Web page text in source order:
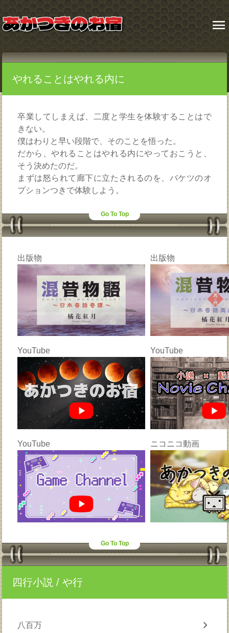
menu
やれることはやれる内に
卒業してしまえば、二度と学生を体験することはで
きない。
僕はわりと早い段階で、そのことを悟った。
だから、やれることはやれる内にやっておこうと、
そう決めたのだ。
まずは怒られて廊下に立たされるのを、バケツのオ
プションつきで体験しよう。
Go To Top
出版物 出版物
YouTube YouTube
YouTube ニコニコ動画
Go To Top
四行小説 / や行
八百万 chevron_right